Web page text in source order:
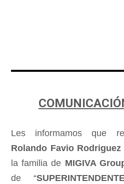
Les informamos que
Rolando Favio
la familia de MIGIVA
de “